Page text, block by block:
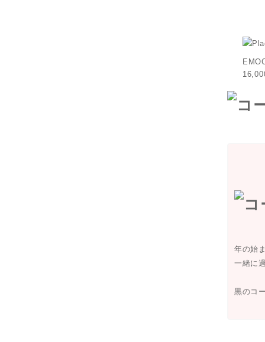
年の始
一緒に
黒のコ